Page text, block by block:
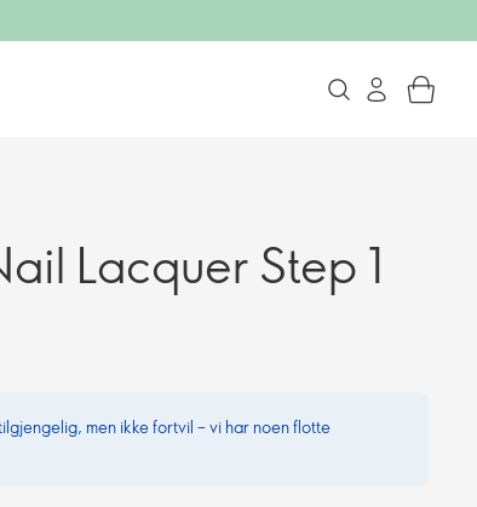
Lacquer Step 1
men ikke fortvil – vi har noen flotte